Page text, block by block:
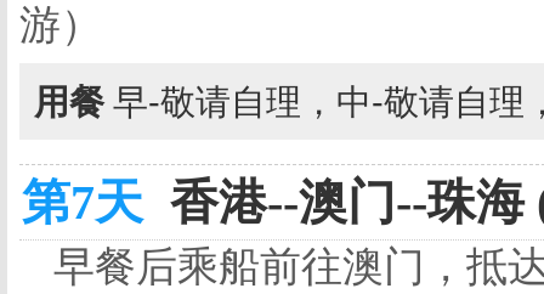
游）
用餐 早-敬请自理，中-敬请自理
第7天 香港--澳门--珠海
早餐后乘船前往澳门，抵